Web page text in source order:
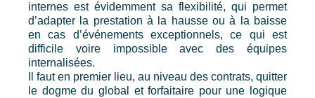
internes est évidemment sa flexibilité, qui permet
d’adapter la prestation à la hausse ou à la baisse
en cas d’événements exceptionnels, ce qui est
difficile voire impossible avec des équipes
internalisées.
Il faut en premier lieu, au niveau des contrats, quitter
le dogme du global et forfaitaire pour une logique